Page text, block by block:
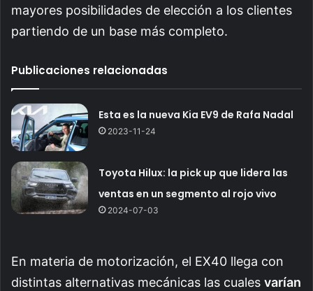
mayores posibilidades de elección a los clientes
partiendo de un base más completo.
Publicaciones relacionadas
Esta es la nueva Kia EV9 de Rafa Nadal
2023-11-24
Toyota Hilux: la pick up que lidera las
ventas en un segmento al rojo vivo
2024-07-03
En materia de motorización, el EX40 llega con
distintas alternativas mecánicas las cuales varían